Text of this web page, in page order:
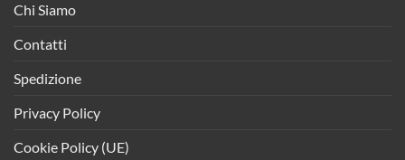
Chi Siamo
Contatti
Spedizione
Privacy Policy
Cookie Policy (UE)